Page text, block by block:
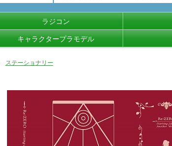
ラジコン
キャラクタープラモデル
ステーショナリー